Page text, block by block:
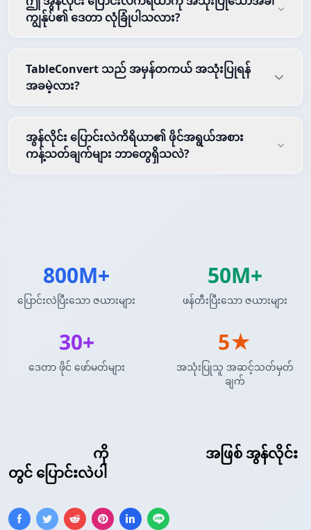
ကို
အဖြစ် အွန်လိုင်း
တွင် ပြောင်းလဲပါ
ကျွန်ုပ်၏ ဒေတာ လုံခြုံပါသလား?
TableConvert သည် အမှန်တကယ် အသုံးပြုရန်
အခမဲ့လား?
အွန်လိုင်း ပြောင်းလဲကိရိယာ၏ ဖိုင်အရွယ်အစား
ကန့်သတ်ချက်များ ဘာတွေရှိသလဲ?
800M+
ပြောင်းလဲပြီးသော ဇယားများ
50M+
ဖန်တီးပြီးသော ဇယားများ
30+
ဒေတာ ဖိုင် ဖော်မတ်များ
5★
အသုံးပြုသူ အဆင့်သတ်မှတ်
ချက်